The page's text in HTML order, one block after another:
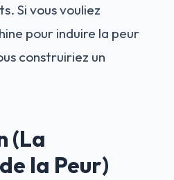
Si vous vouliez
pour induire la peur
construiriez un
(La
la Peur)